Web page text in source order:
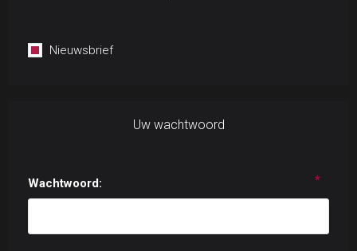
Nieuwsbrief
Uw wachtwoord
Wachtwoord: *